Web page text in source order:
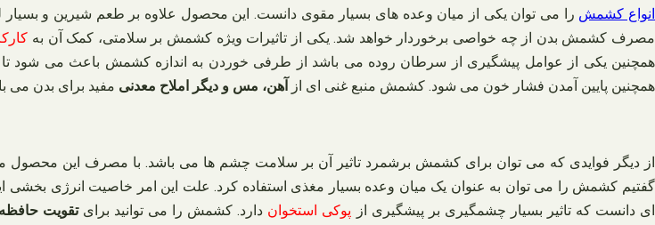
انواع کشمش را می توان یکی از میان وعده های بسیار مقوی دانست. این محصول علاوه بر طعم شیرین و بسیار
مصرف کشمش بدن از چه خواصی برخوردار خواهد شد. یکی از تاثیرات ویژه کشمش بر سلامتی، کمک آن به
همچنین یکی از عوامل پیشگیری از سرطان روده می باشد از طرفی خوردن به اندازه کشمش باعث می شود
همچنین پایین آمدن فشار خون می شود. کشمش منبع غنی ای از
آهن، مس و دیگر املاح معدنی مفید برای بدن می
از دیگر فوایدی که می توان برای کشمش برشمرد تاثیر آن بر سلامت چشم ها می باشد. با مصرف این محصول می
گفتیم کشمش را می توان به عنوان یک میان وعده بسیار مغذی استفاده کرد. علت این امر خاصیت انرژی
ای دانست که تاثیر بسیار چشمگیری بر پیشگیری از پوکی استخوان دارد. کشمش را می توانید برایتقویت حافظه